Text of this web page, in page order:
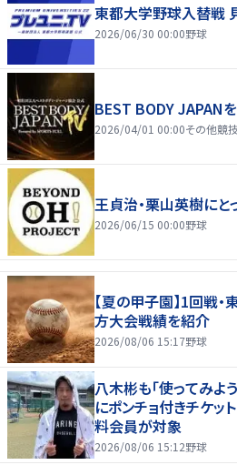
東都大学野球入替戦
2026/06/30 00:00野球
BEST BODY JAPANを
2026/04/01 00:00その他競技
王貞治・栗山英樹にと
2026/06/15 00:00野球
【夏の甲子園】1回戦
方大会戦績を紹介
2026/08/06 15:17野球
八木彬も「使ってみよ
にポンチョ付きチケ
料会員が対象
2026/08/06 15:12野球